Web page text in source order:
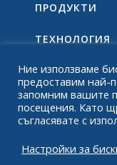
ПРОДУКТИ
ТЕХНОЛОГИЯ
РЕСУРСИ
ОТНОСНО
Ние използваме
предоставим най-
запомним вашите
посещения. Като
съгласявате с
Настройки за